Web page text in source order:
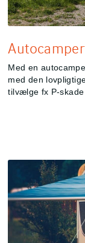
Med en
med den
tilvælge fx P-